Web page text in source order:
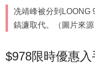
冼靖峰被分到LOONG
鎬濂取代。（圖片來
$978限時優惠